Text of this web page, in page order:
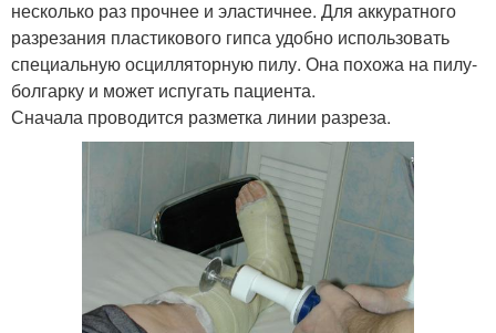
несколько раз прочнее и эластичнее. Для аккуратного
разрезания пластикового гипса удобно использовать
специальную осцилляторную пилу. Она похожа на пилу-
болгарку и может испугать пациента.
Сначала проводится разметка линии разреза.